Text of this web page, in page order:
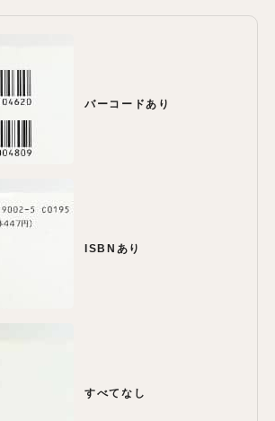
バーコードあり
ISBNあり
すべてなし